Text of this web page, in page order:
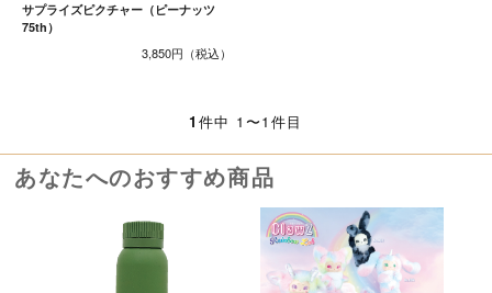
サプライズピクチャー（ピーナッツ
75th）
3,850円
1 件中 1〜1件目
あなたへのおすすめ商品